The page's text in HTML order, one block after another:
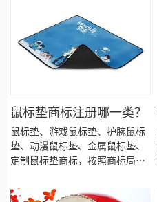
鼠标垫商标注册哪一类？
鼠标垫、游戏鼠标垫、护腕鼠标
垫、动漫鼠标垫、金属鼠标垫、
定制鼠标垫商标，按照商标局的
议注册第09类别商标，我们产品